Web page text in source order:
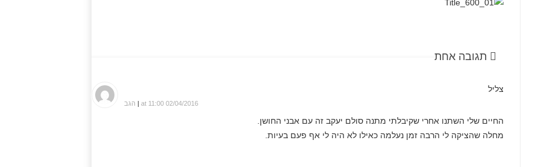
תגובה אחת
צליל
02/04/2016 at 11:00
| הגב
החיים שלי השתנו אחרי שקיבלתי מתנה סולם יעקב זה עם אבני החושן.
מחלה שהציקה לי הרבה זמן נעלמה כאילו לא היה לי אף פעם בעיות.